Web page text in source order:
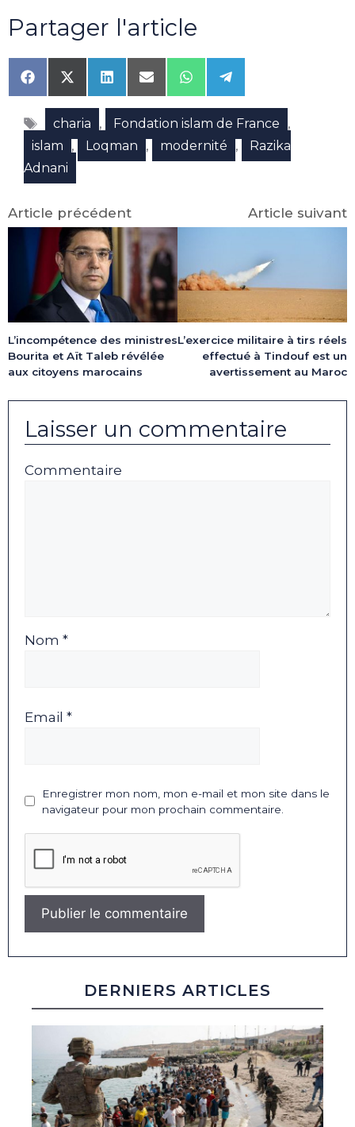
Partager l'article
Share
on
Facebook
Share
on
X
(Twitter)
Share
on
LinkedIn
Share
on
Email
Share
on
WhatsApp
Share
on
Telegram
Étiquettes
charia , Fondation islam de France ,
islam , Loqman , modernité ,
Razika
Adnani
Article précédent
L’incompétence des ministres
Bourita et Aït Taleb révélée
aux citoyens marocains
Article suivant
L’exercice militaire à tirs réels
effectué à Tindouf est un
avertissement au Maroc
Laisser un commentaire
Commentaire
Nom *
Email *
Enregistrer mon nom, mon e-mail et mon site dans le
navigateur pour mon prochain commentaire.
DERNIERS ARTICLES